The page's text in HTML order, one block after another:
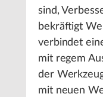
sind,
bekräftigt
verbindet
mit regem
der
mit neuen